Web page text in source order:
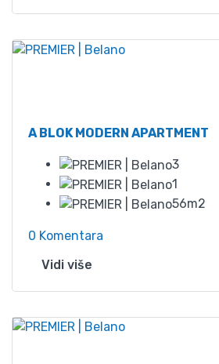
A BLOK MODERN APARTMENT
3
1
56m2
0 Komentara
Vidi više